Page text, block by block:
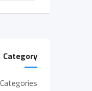
Category